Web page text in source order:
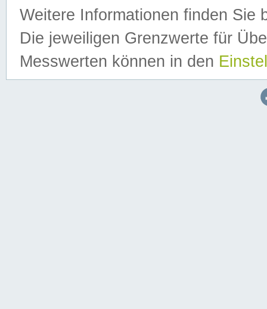
Weitere Informationen finden Sie
Die jeweiligen Grenzwerte für
Messwerten können in den